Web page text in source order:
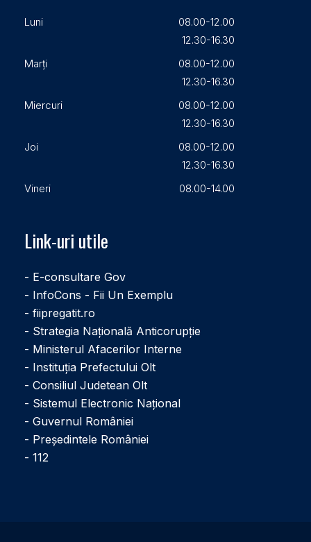
Luni
08.00-12.00
12.30-16.30
Marți
08.00-12.00
12.30-16.30
Miercuri
08.00-12.00
12.30-16.30
Joi
08.00-12.00
12.30-16.30
Vineri
08.00-14.00
Link-uri utile
- E-consultare Gov
- InfoCons - Fii Un Exemplu
- fiipregatit.ro
- Strategia Națională Anticorupție
- Ministerul Afacerilor Interne
- Instituţia Prefectului Olt
- Consiliul Judetean Olt
- Sistemul Electronic Naţional
- Guvernul României
- Președintele României
- 112